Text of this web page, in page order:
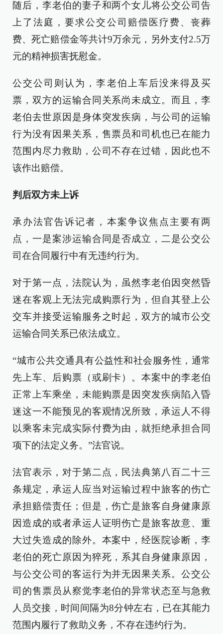
随后，李老伯的妻子和两个女儿将公交公司告
上了法庭，要求公交公司赔偿医疗费、丧葬
费、死亡赔偿金等共计9万余元，另外支付2.5万
元的精神损害抚慰金。
公交公司则认为，李老伯上车后没来得及买
票，双方的运输合同关系尚未成立。而且，李
老伯去世原因是身体突发疾病，与公司的运输
行为没有因果关系，售票员和司机也已在能力
范围内尽力救助，公司不存在过错，因此也不
该作出赔偿。
判后双方未上诉
承办法官告诉记者，本案争议焦点主要有两
点，一是案涉运输合同是否成立，二是公交公
司在合同履行中有无违约行为。
对于第一点，法院认为，虽然李老伯因突然昏
迷在客观上无法完成购票行为，但自其登上公
交车并接受运输服务之时起，双方的城市公交
运输合同关系已依法成立。
“城市公共交通具有公益性和社会服务性，通常
先上车、后购票（或刷卡）。本案中的李老伯
正常上车乘坐，未能购票是因突发疾病陷入昏
迷这一不能预见的客观情况所致，承运人不得
以乘客未完成实际付费为由，就拒绝承担合同
项下的法定义务。”法官说。
法官表示，对于第二点，民法典第八百二十三
条规定，承运人应当对运输过程中旅客的伤亡
承担赔偿责任；但是，伤亡是旅客自身健康原
因造成的或者承运人证明伤亡是旅客故意、重
大过失造成的除外。本案中，经医院诊断，李
老伯的死亡原因为猝死，系其自身健康原因，
与公交公司的客运行为并无因果关系。公交公
司的售票员从察觉李老伯的异常状态至与急救
人员交接，时间间隔为8分钟左右，已在其能力
范围内履行了救助义务，不存在违约行为。